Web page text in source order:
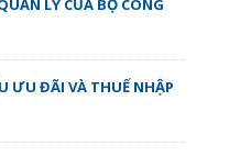
ƯU ĐÃI VÀ THUẾ NHẬP